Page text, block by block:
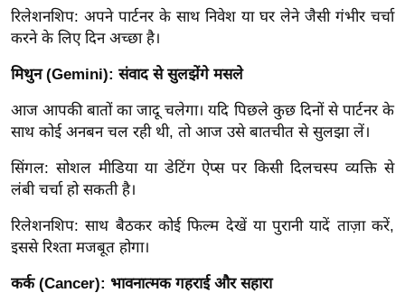
यं
ग
इं
डि
या
सा
हि
त्य
ग
त
ऑ
रिलेशनशिप: अपने पार्टनर के साथ निवेश या घर लेने जैसी गंभीर चर्चा
करने के लिए दिन अच्छा है।
मिथुन (Gemini): संवाद से सुलझेंगे मसले
आज आपकी बातों का जादू चलेगा। यदि पिछले कुछ दिनों से पार्टनर के
साथ कोई अनबन चल रही थी, तो आज उसे बातचीत से सुलझा लें।
सिंगल: सोशल मीडिया या डेटिंग ऐप्स पर किसी दिलचस्प व्यक्ति से
लंबी चर्चा हो सकती है।
रिलेशनशिप: साथ बैठकर कोई फिल्म देखें या पुरानी यादें ताज़ा करें,
इससे रिश्ता मजबूत होगा।
कर्क (Cancer): भावनात्मक गहराई और सहारा